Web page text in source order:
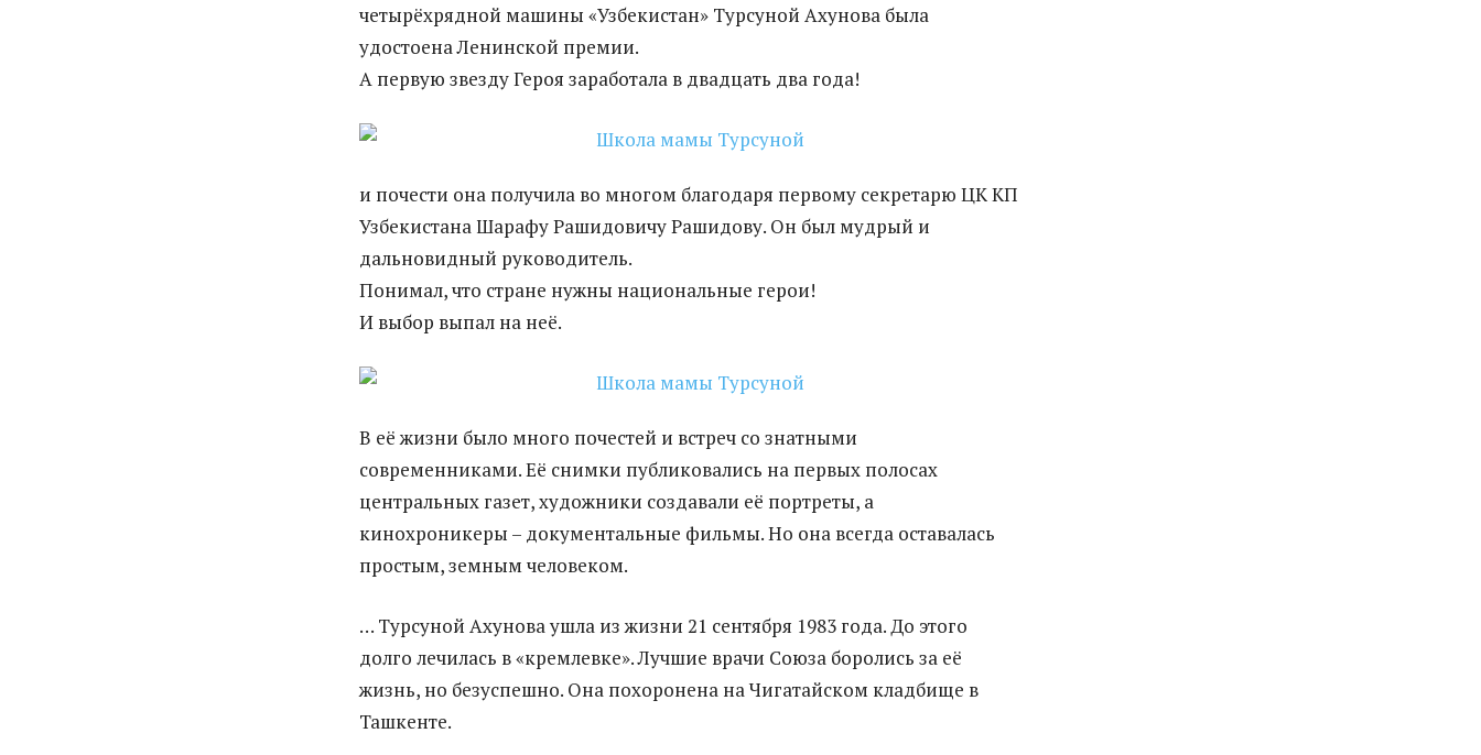
четырёхрядной машины «Узбекистан» Турсуной Ахунова была
удостоена Ленинской премии.
А первую звезду Героя заработала в двадцать два года!
и почести она получила во многом благодаря первому секретарю ЦК КП
Узбекистана Шарафу Рашидовичу Рашидову. Он был мудрый и
дальновидный руководитель.
Понимал, что стране нужны национальные герои!
И выбор выпал на неё.
В её жизни было много почестей и встреч со знатными
современниками. Её снимки публиковались на первых полосах
центральных газет, художники создавали её портреты, а
кинохроникеры – документальные фильмы. Но она всегда оставалась
простым, земным человеком.
… Турсуной Ахунова ушла из жизни 21 сентября 1983 года. До этого
долго лечилась в «кремлевке». Лучшие врачи Союза боролись за её
жизнь, но безуспешно. Она похоронена на Чигатайском кладбище в
Ташкенте.